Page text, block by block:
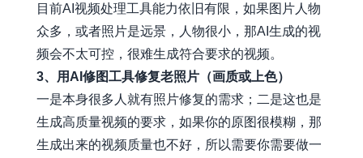
目前AI视频处理工具能力依旧有限，如果图片人物
众多，或者照片是远景，人物很小，那AI生成的视
频会不太可控，很难生成符合要求的视频。
3、用AI修图工具修复老照片（画质或上色）
一是本身很多人就有照片修复的需求；二是这也是
生成高质量视频的要求，如果你的原图很模糊，那
生成出来的视频质量也不好，所以需要你需要做一